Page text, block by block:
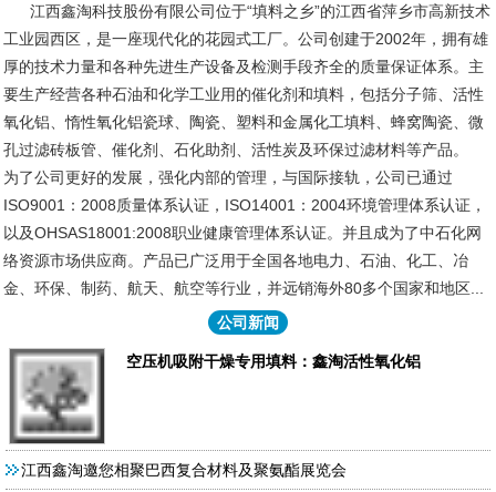
江西鑫淘科技股份有限公司位于“填料之乡”的江西省萍乡市高新技术
工业园西区，是一座现代化的花园式工厂。公司创建于2002年，拥有雄
厚的技术力量和各种先进生产设备及检测手段齐全的质量保证体系。主
要生产经营各种石油和化学工业用的催化剂和填料，包括分子筛、活性
氧化铝、惰性氧化铝瓷球、陶瓷、塑料和金属化工填料、蜂窝陶瓷、微
孔过滤砖板管、催化剂、石化助剂、活性炭及环保过滤材料等产品。
为了公司更好的发展，强化内部的管理，与国际接轨，公司已通过
ISO9001：2008质量体系认证，ISO14001：2004环境管理体系认证，
以及OHSAS18001:2008职业健康管理体系认证。并且成为了中石化网
络资源市场供应商。产品已广泛用于全国各地电力、石油、化工、冶
金、环保、制药、航天、航空等行业，并远销海外80多个国家和地区...
公司新闻
空压机吸附干燥专用填料：鑫淘活性氧化铝
江西鑫淘邀您相聚巴西复合材料及聚氨酯展览会